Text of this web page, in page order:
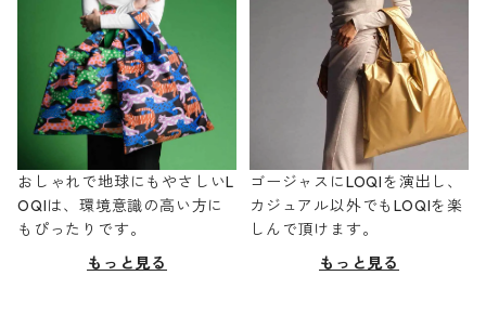
おしゃれで地球にもやさしいL
OQIは、環境意識の高い方に
もぴったりです。
もっと見る
ゴージャスにLOQIを演出し、
カジュアル以外でもLOQIを楽
しんで頂けます。
もっと見る